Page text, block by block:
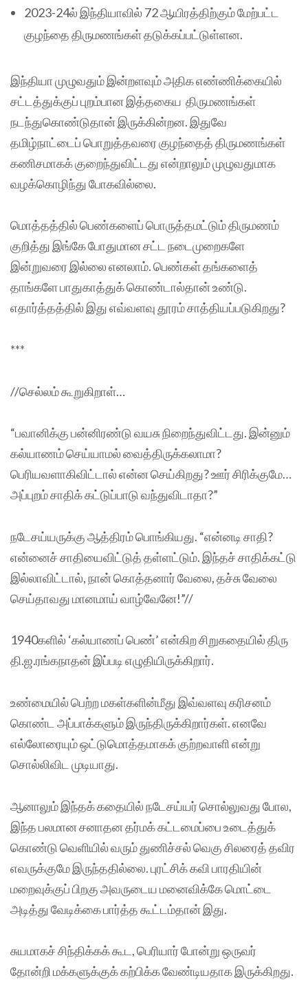
2023-24ல் இந்தியாவில் 72 ஆயிரத்திற்கும் மேற்பட்ட
குழந்தை திருமணங்கள் தடுக்கப்பட்டுள்ளன.
இந்தியா முழுவதும் இன்றளவும் அதிக எண்ணிக்கையில்
சட்டத்துக்குப் புறம்பான இத்தகைய திருமணங்கள்
நடந்துகொண்டுதான் இருக்கின்றன. இதுவே
தமிழ்நாட்டைப் பொறுத்தவரை குழந்தைத் திருமணங்கள்
கணிசமாகக் குறைந்துவிட்டது என்றாலும் முழுவதுமாக
வழக்கொழிந்து போகவில்லை.
மொத்தத்தில் பெண்களைப் பொருத்தமட்டும் திருமணம்
குறித்து இங்கே போதுமான சட்ட நடைமுறைகளே
இன்றுவரை இல்லை எனலாம். பெண்கள் தங்களைத்
தாங்களே பாதுகாத்துக் கொண்டால்தான் உண்டு.
எதார்த்தத்தில் இது எவ்வளவு தூரம் சாத்தியப்படுகிறது?
***
//செல்லம் கூறுகிறாள்…
“பவானிக்கு பன்னிரண்டு வயசு நிறைந்துவிட்டது. இன்னும்
கல்யாணம் செய்யாமல் வைத்திருக்கலாமா?
பெரியவளாகிவிட்டால் என்ன செய்கிறது? ஊர் சிரிக்குமே…
அப்புறம் சாதிக் கட்டுப்பாடு வந்துவிடாதா?”
நடேசய்யருக்கு ஆத்திரம் பொங்கியது. “என்னடி சாதி?
என்னைச் சாதியைவிட்டுத் தள்ளட்டும். இந்தச் சாதிக்கட்டு
இல்லாவிட்டால், நான் கொத்தனார் வேலை, தச்சு வேலை
செய்தாவது மானமாய் வாழ்வேனே!”//
1940களில் ‘கல்யாணப் பெண்’ என்கிற சிறுகதையில் திரு
தி.ஜ.ரங்கநாதன் இப்படி எழுதியிருக்கிறார்.
உண்மையில் பெற்ற மகள்களின்மீது இவ்வளவு கரிசனம்
கொண்ட அப்பாக்களும் இருந்திருக்கிறார்கள். எனவே
எல்லோரையும் ஒட்டுமொத்தமாகக் குற்றவாளி என்று
சொல்லிவிட முடியாது.
ஆனாலும் இந்தக் கதையில் நடேசய்யர் சொல்லுவது போல,
இந்த பலமான சனாதன தர்மக் கட்டமைப்பை உடைத்துக்
கொண்டு வெளியில் வரும் துணிச்சல் வெகு சிலரைத் தவிர
எவருக்குமே இருந்ததில்லை. புரட்சிக் கவி பாரதியின்
மறைவுக்குப் பிறகு அவருடைய மனைவிக்கே மொட்டை
அடித்து வேடிக்கை பார்த்த கூட்டம்தான் இது.
சுயமாகச் சிந்திக்கக் கூட, பெரியார் போன்று ஒருவர்
தோன்றி மக்களுக்குக் கற்பிக்க வேண்டியதாக இருக்கிறது.